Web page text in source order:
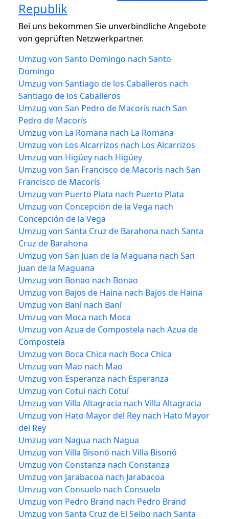
Republik
Bei uns bekommen Sie unverbindliche Angebote
von geprüften Netzwerkpartner.
Umzug von Santo Domingo nach Santo
Domingo
Umzug von Santiago de los Caballeros nach
Santiago de los Caballeros
Umzug von San Pedro de Macorís nach San
Pedro de Macorís
Umzug von La Romana nach La Romana
Umzug von Los Alcarrizos nach Los Alcarrizos
Umzug von Higüey nach Higüey
Umzug von San Francisco de Macorís nach San
Francisco de Macorís
Umzug von Puerto Plata nach Puerto Plata
Umzug von Concepción de la Vega nach
Concepción de la Vega
Umzug von Santa Cruz de Barahona nach Santa
Cruz de Barahona
Umzug von San Juan de la Maguana nach San
Juan de la Maguana
Umzug von Bonao nach Bonao
Umzug von Bajos de Haina nach Bajos de Haina
Umzug von Baní nach Baní
Umzug von Moca nach Moca
Umzug von Azua de Compostela nach Azua de
Compostela
Umzug von Boca Chica nach Boca Chica
Umzug von Mao nach Mao
Umzug von Esperanza nach Esperanza
Umzug von Cotuí nach Cotuí
Umzug von Villa Altagracia nach Villa Altagracia
Umzug von Hato Mayor del Rey nach Hato Mayor
del Rey
Umzug von Nagua nach Nagua
Umzug von Villa Bisonó nach Villa Bisonó
Umzug von Constanza nach Constanza
Umzug von Jarabacoa nach Jarabacoa
Umzug von Consuelo nach Consuelo
Umzug von Pedro Brand nach Pedro Brand
Umzug von Santa Cruz de El Seibo nach Santa